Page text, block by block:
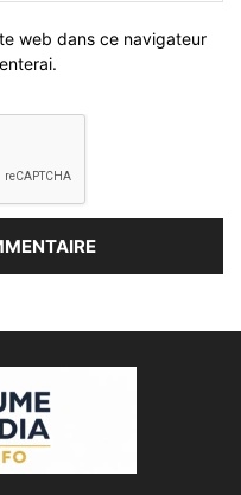
web dans ce navigateur